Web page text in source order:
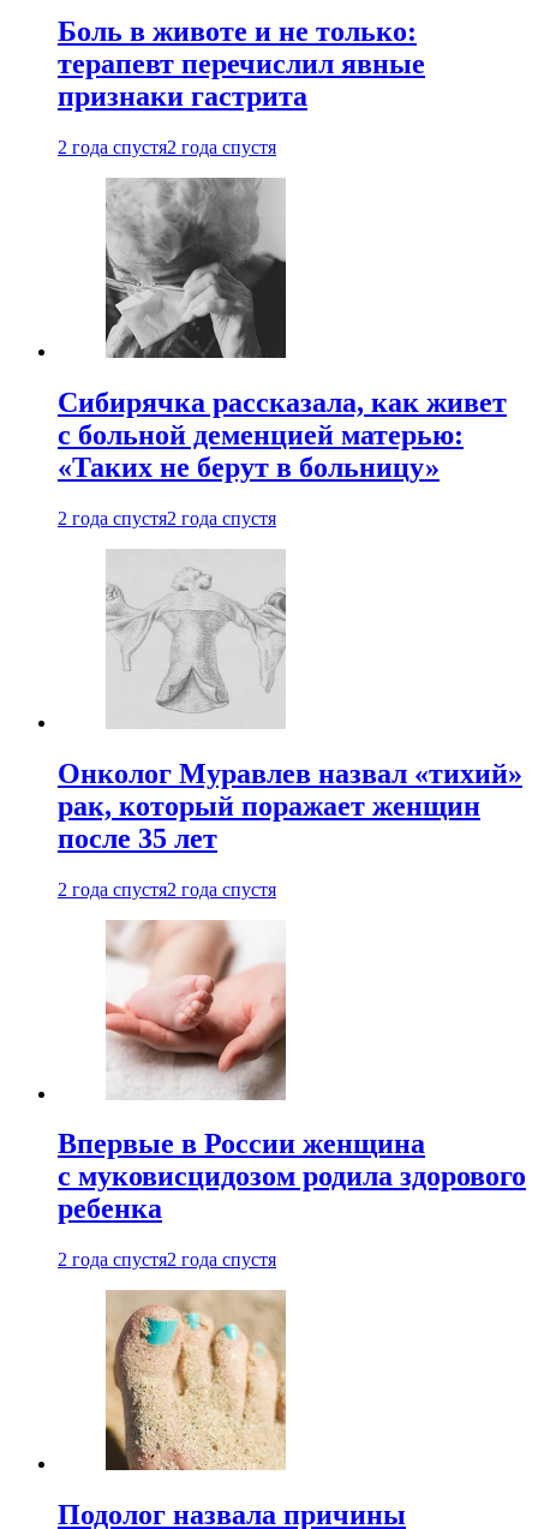
Боль в животе и не только:
терапевт перечислил явные
признаки гастрита
2 года спустя2 года спустя
Сибирячка рассказала, как живет
с больной деменцией матерью:
«Таких не берут в больницу»
2 года спустя2 года спустя
Онколог Муравлев назвал «тихий»
рак, который поражает женщин
после 35 лет
2 года спустя2 года спустя
Впервые в России женщина
с муковисцидозом родила здорового
ребенка
2 года спустя2 года спустя
Подолог назвала причины